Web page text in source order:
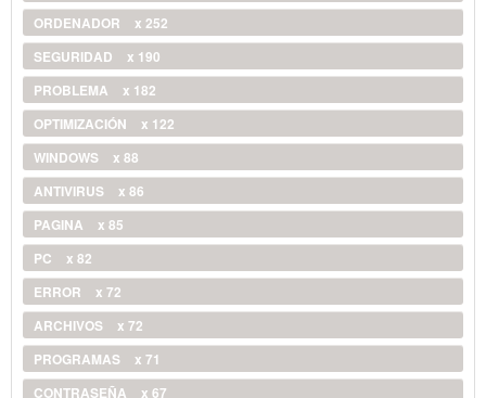
ORDENADOR
x 252
SEGURIDAD
x 190
PROBLEMA
x 182
OPTIMIZACIÓN
x 122
WINDOWS
x 88
ANTIVIRUS
x 86
PAGINA
x 85
PC
x 82
ERROR
x 72
ARCHIVOS
x 72
PROGRAMAS
x 71
CONTRASEÑA
x 67